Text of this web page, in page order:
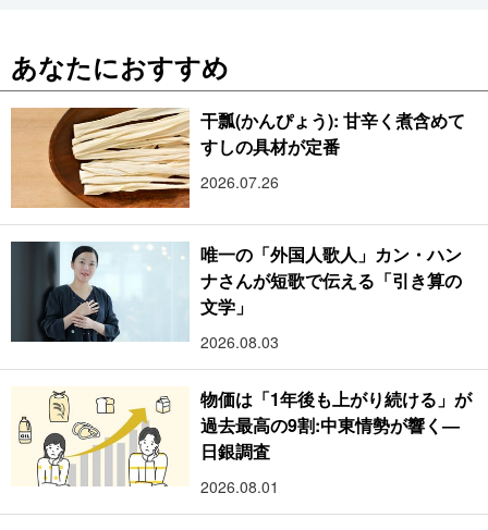
あなたにおすすめ
干瓢(かんぴょう): 甘辛く煮含めて
すしの具材が定番
2026.07.26
唯一の「外国人歌人」カン・ハン
ナさんが短歌で伝える「引き算の
文学」
2026.08.03
物価は「1年後も上がり続ける」が
過去最高の9割:中東情勢が響く―
日銀調査
2026.08.01